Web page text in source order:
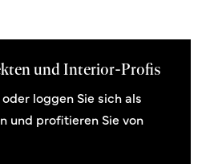
und Interior-Profis
loggen Sie sich als
und profitieren Sie von